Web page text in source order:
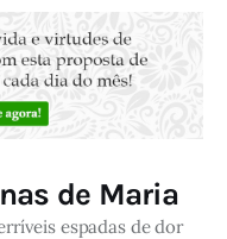
de Maria
espadas de dor